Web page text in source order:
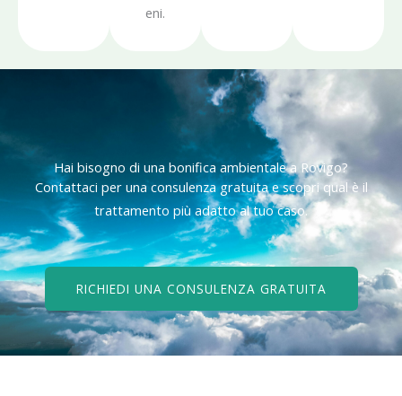
eni.
Hai bisogno di una bonifica ambientale a Rovigo?
Contattaci per una consulenza gratuita e scopri qual è il
trattamento più adatto al tuo caso.
RICHIEDI UNA CONSULENZA GRATUITA